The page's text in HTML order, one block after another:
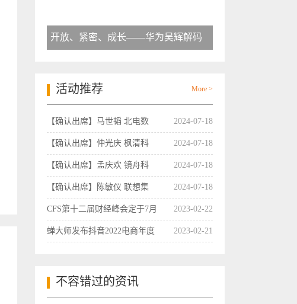
开放、紧密、成长——华为吴辉解码
活动推荐 More >
【确认出席】马世韬 北电数 2024-07-18
【确认出席】仲光庆 枫清科 2024-07-18
【确认出席】孟庆欢 镜舟科 2024-07-18
【确认出席】陈敏仪 联想集 2024-07-18
CFS第十二届财经峰会定于7月 2023-02-22
蝉大师发布抖音2022电商年度 2023-02-21
不容错过的资讯